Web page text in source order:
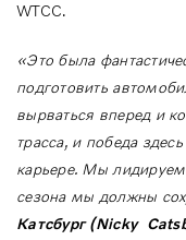
WTCC.
«Это была
подготовить
вырваться вперед и
трасса, и победа
карьере. Мы
сезона мы должны
Катсбург (Nicky